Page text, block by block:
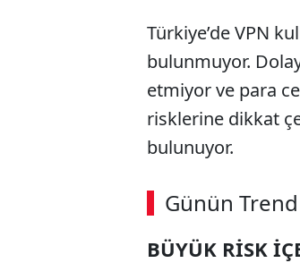
Türkiye’de VPN
bulunmuyor.
etmiyor ve para
risklerine dikkat
bulunuyor.
Günün
BÜYÜK RİSK